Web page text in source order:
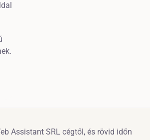
Assistant SRL cégtől, és rövid időn